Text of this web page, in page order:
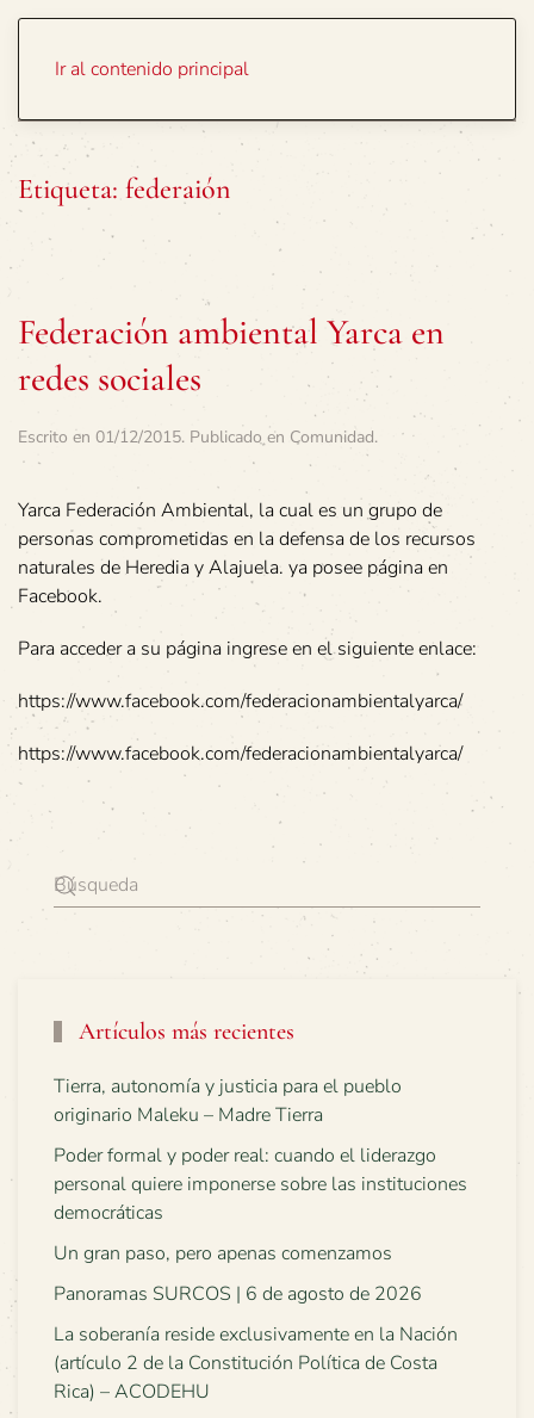
Ir al contenido principal
Etiqueta: federaión
Federación ambiental Yarca en
redes sociales
Escrito en 01/12/2015. Publicado en Comunidad.
Yarca Federación Ambiental, la cual es un grupo de
personas comprometidas en la defensa de los recursos
naturales de Heredia y Alajuela. ya posee página en
Facebook.
Para acceder a su página ingrese en el siguiente enlace:
https://www.facebook.com/federacionambientalyarca/
https://www.facebook.com/federacionambientalyarca/
Artículos más recientes
Tierra, autonomía y justicia para el pueblo
originario Maleku – Madre Tierra
Poder formal y poder real: cuando el liderazgo
personal quiere imponerse sobre las instituciones
democráticas
Un gran paso, pero apenas comenzamos
Panoramas SURCOS | 6 de agosto de 2026
La soberanía reside exclusivamente en la Nación
(artículo 2 de la Constitución Política de Costa
Rica) – ACODEHU